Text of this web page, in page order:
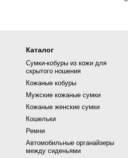
Каталог
Сумки-кобуры из кожи для
скрытого ношения
Кожаные кобуры
Мужские кожаные сумки
Кожаные женские сумки
Кошельки
Ремни
Автомобильные органайзеры
между сиденьями